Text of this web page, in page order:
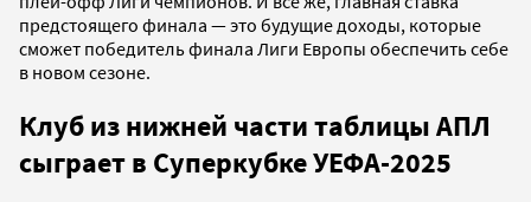
предстоящего финала — это будущие доходы, которые
сможет победитель финала Лиги Европы обеспечить себе
в новом сезоне.
Клуб из нижней части таблицы АПЛ
сыграет в Суперкубке УЕФА-2025